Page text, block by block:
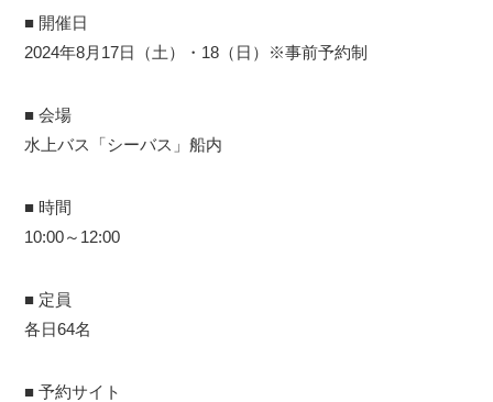
■ 開催日
2024年8月17日（土）・18（日）※事前予約制
■ 会場
水上バス「シーバス」船内
■ 時間
10:00～12:00
■ 定員
各日64名
■ 予約サイト